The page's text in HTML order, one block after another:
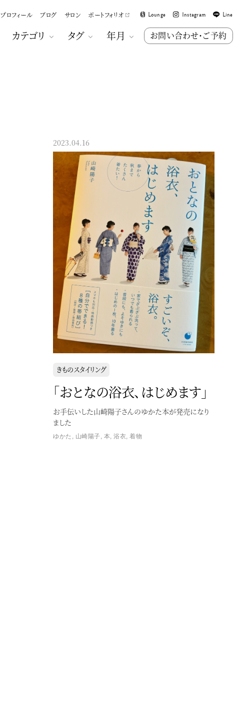
プロフィール ブログ サロン ポートフォリオ Lounge Instagram Line
カテゴリ タグ 年月 お問い合わせ・ご予約
2023.04.16
きものスタイリング
「おとなの浴衣、はじめます」
お手伝いした山崎陽子さんのゆかた本が発売になり
ました
ゆかた , 山崎陽子, 本,浴衣,着物